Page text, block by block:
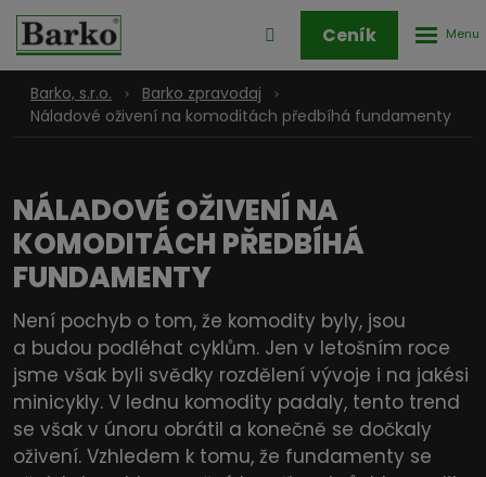
Přihlášení
zóny
Ceník
Barko, s.r.o.
Barko zpravodaj
Náladové oživení na komoditách předbíhá fundamenty
NÁLADOVÉ OŽIVENÍ NA
KOMODITÁCH PŘEDBÍHÁ
FUNDAMENTY
Není pochyb o tom, že komodity byly, jsou
a budou podléhat cyklům. Jen v letošním roce
jsme však byli svědky rozdělení vývoje i na jakési
minicykly. V lednu komodity padaly, tento trend
se však v únoru obrátil a konečně se dočkaly
oživení. Vzhledem k tomu, že fundamenty se